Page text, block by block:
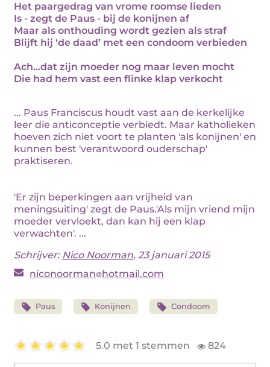
Het paargedrag van vrome roomse lieden
Is - zegt de Paus - bij de konijnen af
Maar als onthouding wordt gezien als straf
Blijft hij ‘de daad’ met een condoom verbieden
Ach...dat zijn moeder nog maar leven mocht
Die had hem vast een flinke klap verkocht
... Paus Franciscus houdt vast aan de kerkelijke
leer die anticonceptie verbiedt. Maar katholieken
hoeven zich niet voort te planten 'als konijnen' en
kunnen best 'verantwoord ouderschap'
praktiseren.
'Er zijn beperkingen aan vrijheid van
meningsuiting' zegt de Paus.'Als mijn vriend mijn
moeder vervloekt, dan kan hij een klap
verwachten'. ...
Schrijver: Nico Noorman, 23 januari 2015
niconoorman hotmail.com
Paus Konijnen Condoom
5.0 met 1 stemmen 824